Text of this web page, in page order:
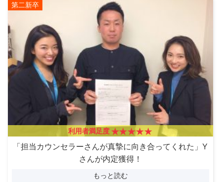
第二新卒
利用者満足度
「担当カウンセラーさんが真摯に向き合ってくれた」Y
さんが内定獲得！
もっと読む